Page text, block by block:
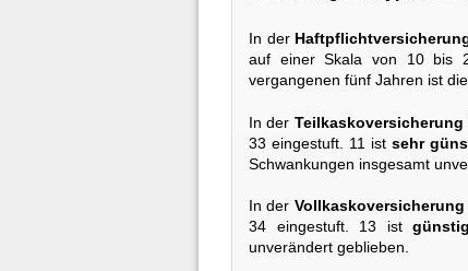
In der
auf einer Skala von 10 bis
vergangenen fünf Jahren ist
In der Teilkaskoversicherung
33 eingestuft. 11 istsehr
Schwankungen insgesamt
In der Vollkaskoversicherung
34 eingestuft. 13 istgünstig
unverändert geblieben.